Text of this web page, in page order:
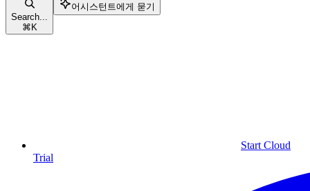
Search...
⌘ K
어시스턴트에게 묻기
Start Cloud
Trial